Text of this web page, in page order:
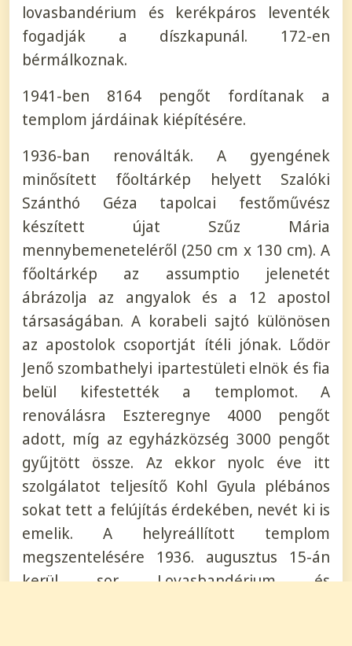
lovasbandérium és kerékpáros leventék
fogadják a díszkapunál. 172-en
bérmálkoznak.
1941-ben 8164 pengőt fordítanak a
templom járdáinak kiépítésére.
1936-ban renoválták. A gyengének
minősített főoltárkép helyett Szalóki
Szánthó Géza tapolcai festőművész
készített újat Szűz Mária
mennybemeneteléről (250 cm x 130 cm). A
főoltárkép az assumptio jelenetét
ábrázolja az angyalok és a 12 apostol
társaságában. A korabeli sajtó különösen
az apostolok csoportját ítéli jónak. Lődör
Jenő szombathelyi ipartestületi elnök és fia
belül kifestették a templomot. A
renoválásra Eszteregnye 4000 pengőt
adott, míg az egyházközség 3000 pengőt
gyűjtött össze. Az ekkor nyolc éve itt
szolgálatot teljesítő Kohl Gyula plébános
sokat tett a felújítás érdekében, nevét ki is
emelik. A helyreállított templom
megszentelésére 1936. augusztus 15-án
kerül sor. Lovasbandérium és